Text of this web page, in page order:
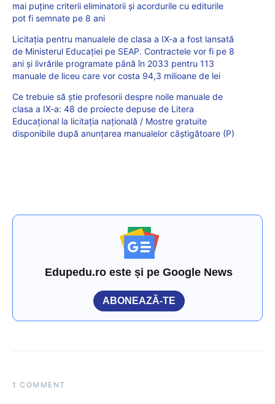
mai puține criterii eliminatorii și acordurile cu editurile
pot fi semnate pe 8 ani
Licitația pentru manualele de clasa a IX-a a fost lansată
de Ministerul Educației pe SEAP. Contractele vor fi pe 8
ani și livrările programate până în 2033 pentru 113
manuale de liceu care vor costa 94,3 milioane de lei
Ce trebuie să știe profesorii despre noile manuale de
clasa a IX-a: 48 de proiecte depuse de Litera
Educațional la licitația națională / Mostre gratuite
disponibile după anunțarea manualelor câștigătoare (P)
Edupedu.ro este și pe Google News
ABONEAZĂ-TE
1 COMMENT